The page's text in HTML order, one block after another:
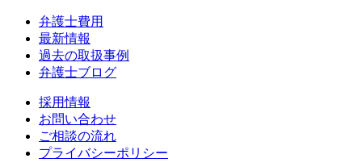
弁護士費用
最新情報
過去の取扱事例
弁護士ブログ
採用情報
お問い合わせ
ご相談の流れ
プライバシーポリシー